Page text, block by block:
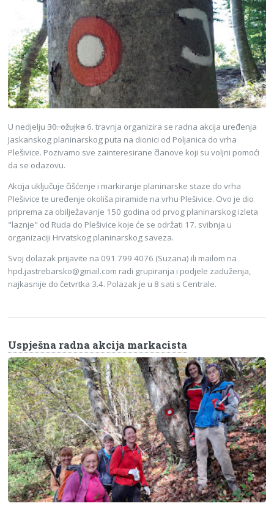
U nedjelju30. ožujka6. travnja organizira se radna akcija uređenja
Jaskanskog planinarskog puta na dionici od Poljanica do vrha
Plešivice. Pozivamo sve zainteresirane članove koji su voljni pomoći
da se odazovu.
Akcija uključuje čišćenje i markiranje planinarske staze do vrha
Plešivice te uređenje okoliša piramide na vrhu Plešivice. Ovo je dio
priprema za obilježavanje 150 godina od prvog planinarskog izleta
"laznje" od Ruda do Plešivice koje će se održati 17. svibnja u
organizaciji Hrvatskog planinarskog saveza.
Svoj dolazak prijavite na 091 799 4076 (Suzana) ili mailom na
hpd.jastrebarsko@gmail.com radi grupiranja i podjele zaduženja,
najkasnije do četvrtka 3.4. Polazak je u 8 sati s Centrale.
Uspješna radna akcija markacista